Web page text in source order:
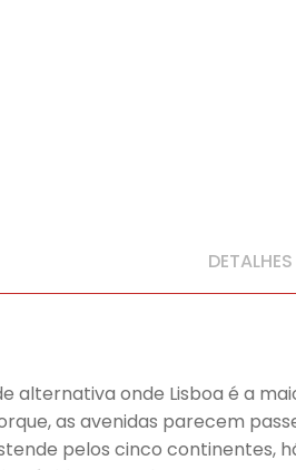
DETALHES
alternativa onde Lisboa é a
as avenidas parecem
pelos cinco continentes,